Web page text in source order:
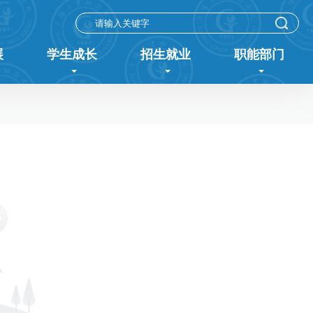
学生成长 招生就业 职能部门